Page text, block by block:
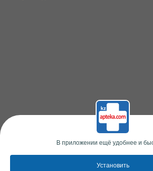
В приложении ещё удобнее и
Установить